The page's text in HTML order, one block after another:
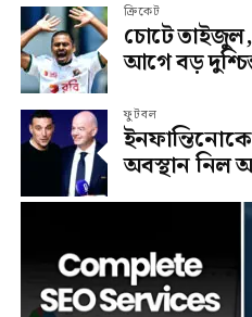
ক্রিকেট
চোটে তাইজুল,
আগে বড়
ফুটবল
ইনফান্তিনোকে
অবস্থান নিল